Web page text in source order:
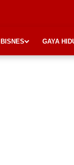
BISNES GAYA